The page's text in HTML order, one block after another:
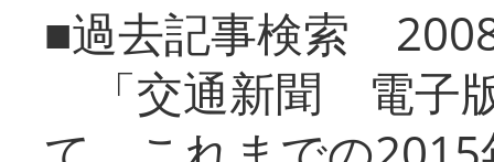
■過去記事検索
「交通新聞 電子